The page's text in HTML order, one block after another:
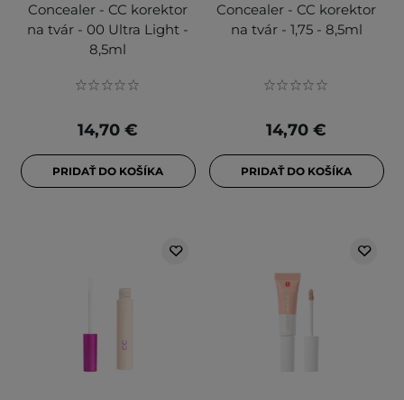
Concealer - CC korektor
na tvár - 00 Ultra Light -
8,5ml
14,70 €
PRIDAŤ DO KOŠÍKA
Concealer - CC korektor
na tvár - 1,75 - 8,5ml
14,70 €
PRIDAŤ DO KOŠÍKA